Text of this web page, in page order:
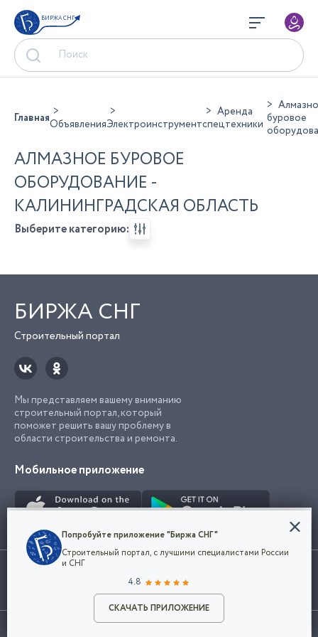
БИРЖА СНГ
Разместить объявление
ГлавнаяОбъявленияЭлектроинструмент
Аренда
спецтехники буровое
АЛМАЗНОЕ БУРОВОЕ
ОБОРУДОВАНИЕ -
КАЛИНИНГРАДСКАЯ ОБЛАСТЬ
Выберите категорию:
БИРЖА СНГ
Строительный портал
Мы представляем вашему вниманию
строительный портал, который
поможет решить вашу проблему в
области строительства и ремонта.
Мобильное приложение
Использование сайта, в том числе подача объявлений, означает
марки представленные на сайте являются собственностью их
©2026Биржа СНГ
Конфиденциальность
Мы используем файлы cookie, чтобы сделать
наш сайт удобным для каждого
Политикой конфиденциальности компании
и принимаете условия использования cookie.
Попробуйте приложение "Биржа СНГ"
Строительный портал, с лучшими специалистами России
и СНГ
4.8
СКАЧАТЬ ПРИЛОЖЕНИЕ